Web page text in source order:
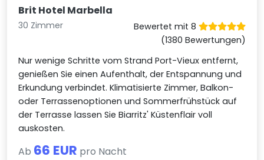
Brit Hotel Marbella
30 Zimmer
Bewertet mit 8
(1380 Bewertungen)
Nur wenige Schritte vom Strand Port-Vieux entfernt,
genießen Sie einen Aufenthalt, der Entspannung und
Erkundung verbindet. Klimatisierte Zimmer, Balkon-
oder Terrassenoptionen und Sommerfrühstück auf
der Terrasse lassen Sie Biarritz' Küstenflair voll
auskosten.
Ab 66 EUR pro Nacht